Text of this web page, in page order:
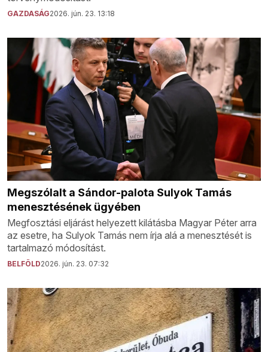
GAZDASÁG2026. jún. 23. 13:18
Megszólalt a Sándor-palota Sulyok Tamás
menesztésének ügyében
Megfosztási eljárást helyezett kilátásba Magyar Péter arra
az esetre, ha Sulyok Tamás nem írja alá a menesztését is
tartalmazó módosítást.
BELFÖLD2026. jún. 23. 07:32